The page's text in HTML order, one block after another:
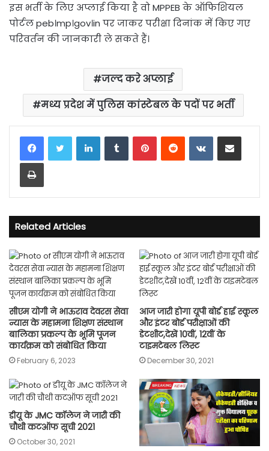
इस भर्ती के लिए अप्लाई किया है वो MPPEB के ऑफिशियल
पोर्टल peb।mp।gov।in पर जाकर परीक्षा दिनांक में किए गए
परिवर्तन की जानकारी ले सकते हैं।
जल्द करे अप्लाई
मध्य प्रदेश में पुलिस कांस्टेबल के पदों पर भर्ती
LinkedInTumblrPinterestReddit VKontakteShare via Email
Print
Related Articles
सीएम योगी ने भाऊराव देवरस सेवा
न्यास के महामना शिक्षण संस्थान
बालिका प्रकल्प के भूमि पूजन
कार्यक्रम को संबोधित किया
February 6, 2023
आज जारी होगा यूपी बोर्ड हाई स्कूल
और इंटर बोर्ड परीक्षाओं की
डेटशीट,देखें 10वीं, 12वीं के
टाइमटेबल लिस्ट
December 30, 2021
डीयू के JMC कॉलेज ने जारी की
चौथी कटऑफ सूची 2021
October 30, 2021